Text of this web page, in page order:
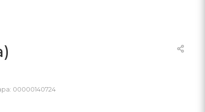
00000140724